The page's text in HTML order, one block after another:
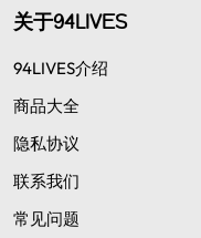
关于94LIVES
94LIVES介绍
商品大全
隐私协议
联系我们
常见问题